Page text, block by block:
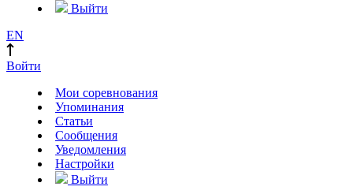
Выйти
EN
Войти
Мои соревнования
Упоминания
Статьи
Сообщения
Уведомления
Настройки
Выйти